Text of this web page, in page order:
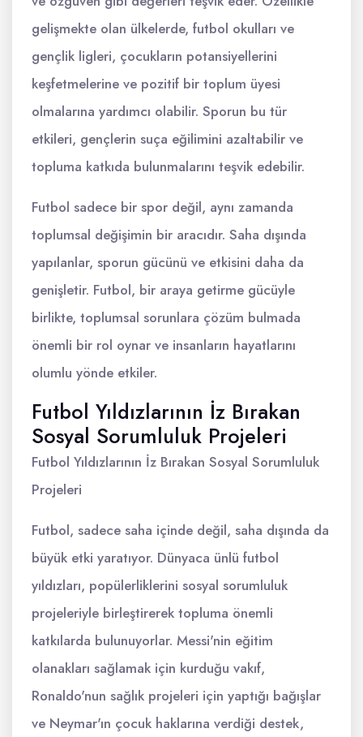
gelişmekte olan ülkelerde, futbol okulları ve
gençlik ligleri, çocukların potansiyellerini
keşfetmelerine ve pozitif bir toplum üyesi
olmalarına yardımcı olabilir. Sporun bu tür
etkileri, gençlerin suça eğilimini azaltabilir ve
topluma katkıda bulunmalarını teşvik edebilir.
Futbol sadece bir spor değil, aynı zamanda
toplumsal değişimin bir aracıdır. Saha dışında
yapılanlar, sporun gücünü ve etkisini daha da
genişletir. Futbol, bir araya getirme gücüyle
birlikte, toplumsal sorunlara çözüm bulmada
önemli bir rol oynar ve insanların hayatlarını
olumlu yönde etkiler.
Futbol Yıldızlarının İz Bırakan
Sosyal Sorumluluk Projeleri
Futbol Yıldızlarının İz Bırakan Sosyal Sorumluluk
Projeleri
Futbol, sadece saha içinde değil, saha dışında da
büyük etki yaratıyor. Dünyaca ünlü futbol
yıldızları, popülerliklerini sosyal sorumluluk
projeleriyle birleştirerek topluma önemli
katkılarda bulunuyorlar. Messi'nin eğitim
olanakları sağlamak için kurduğu vakıf,
Ronaldo'nun sağlık projeleri için yaptığı bağışlar
ve Neymar'ın çocuk haklarına verdiği destek,